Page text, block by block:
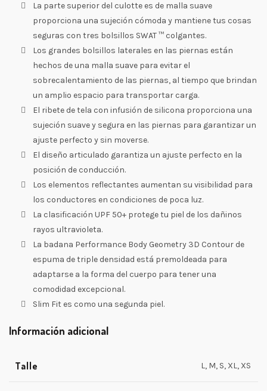
La parte superior del culotte es de malla suave
proporciona una sujeción cómoda y mantiene tus cosas
seguras con tres bolsillos SWAT ™ colgantes.
Los grandes bolsillos laterales en las piernas están
hechos de una malla suave para evitar el
sobrecalentamiento de las piernas, al tiempo que brindan
un amplio espacio para transportar carga.
El ribete de tela con infusión de silicona proporciona una
sujeción suave y segura en las piernas para garantizar un
ajuste perfecto y sin moverse.
El diseño articulado garantiza un ajuste perfecto en la
posición de conducción.
Los elementos reflectantes aumentan su visibilidad para
los conductores en condiciones de poca luz.
La clasificación UPF 50+ protege tu piel de los dañinos
rayos ultravioleta.
La badana Performance Body Geometry 3D Contour de
espuma de triple densidad está premoldeada para
adaptarse a la forma del cuerpo para tener una
comodidad excepcional.
Slim Fit es como una segunda piel.
Información adicional
Talle L, M, S, XL, XS